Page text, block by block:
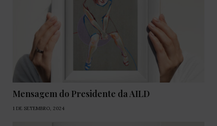
Mensagem do Presidente da AILD
1 DE SETEMBRO, 2024